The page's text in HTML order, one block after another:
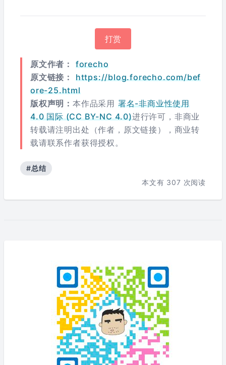
打赏
原文作者：
forecho
原文链接：
https://blog.forecho.com/bef
ore-25.html
版权声明： 本作品采用 署名-非商业性使用
4.0 国际 (CC BY-NC 4.0)进行许可，非商业
转载请注明出处（作者，原文链接），商业转
载请联系作者获得授权。
#总结
本文有 307 次阅读